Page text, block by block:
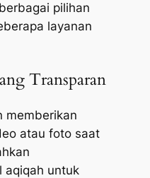
pilihan
layanan
Transparan
memberikan
atau foto saat
aqiqah untuk